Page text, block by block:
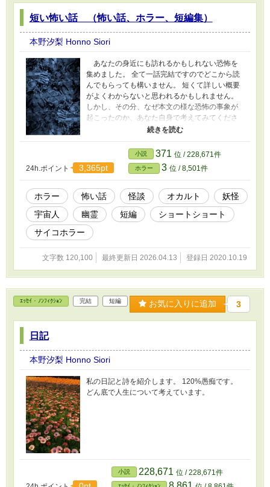
短い怖い話 （怖い話、ホラー、短編集）
本野汐梨 Honno Siori
あなたの身近にも訪れるかもしれない恐怖を
集めました。 全て一話完結ですのでどこから読
んでもらっても構いません。 短くて詳しい概要
がよくわからないと思われるかもしれません。
しかし、その分、なぜ本文の様な恐怖の事象が
起こったのか、あなた自身で考えてみてくださ
い。 たくさんの短いお話の中から、是非お気に
24h.ポイント 3,365pt
小説 371 位 / 228,671件
ホラー 3 位 / 8,501件
ホラー 怖い話 怪談 オカルト
妖怪
宇宙人
幽霊 短編
ショートショート
サイコホラー
文字数 120,100 最終更新日 2026.04.13 登録日 2020.10.19
ｴｯｾｲ・ﾉﾝﾌｨｸｼｮﾝ 完結 短編 お気に入りに追加 3
日記
本野汐梨 Honno Siori
私の日記と詩を紹介します。 120%愚痴です。
どん底で人生について考えています。
小説 228,671 位 / 228,671件